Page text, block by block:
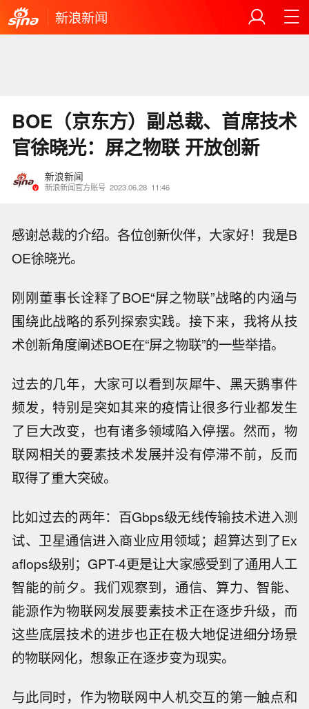
新浪新闻
BOE（京东方）副总裁、首席技术
官徐晓光：屏之物联 开放创新
新浪新闻
新浪新闻官方账号 2023.06.28 11:46
感谢总裁的介绍。各位创新伙伴，大家好！我是B
OE徐晓光。
刚刚董事长诠释了BOE“屏之物联”战略的内涵与
围绕此战略的系列探索实践。接下来，我将从技
术创新角度阐述BOE在“屏之物联”的一些举措。
过去的几年，大家可以看到灰犀牛、黑天鹅事件
频发，特别是突如其来的疫情让很多行业都发生
了巨大改变，也有诸多领域陷入停摆。然而，物
联网相关的要素技术发展并没有停滞不前，反而
取得了重大突破。
比如过去的两年：百Gbps级无线传输技术进入测
试、卫星通信进入商业应用领域；超算达到了Ex
aflops级别；GPT-4更是让大家感受到了通用人工
智能的前夕。我们观察到，通信、算力、智能、
能源作为物联网发展要素技术正在逐步升级，而
这些底层技术的进步也正在极大地促进细分场景
的物联网化，想象正在逐步变为现实。
与此同时，作为物联网中人机交互的第一触点和